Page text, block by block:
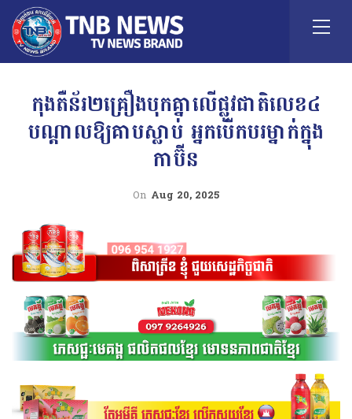
កុងតឺន័រ២គ្រឿងបុកគ្នាលើផ្លូវជាតិលេខ៤
បណ្ដាលឱ្យគាបស្លាប់ អ្នកបើកបរម្នាក់ក្នុង
កាប៊ីន
On Aug 20, 2025